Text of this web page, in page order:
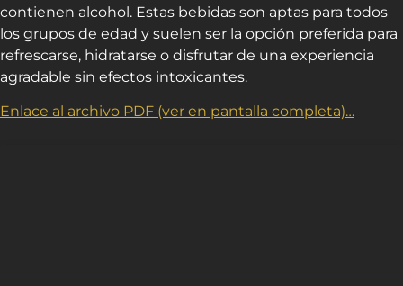
contienen alcohol. Estas bebidas son aptas para todos
los grupos de edad y suelen ser la opción preferida para
refrescarse, hidratarse o disfrutar de una experiencia
agradable sin efectos intoxicantes.
Enlace al archivo PDF (ver en pantalla completa)…